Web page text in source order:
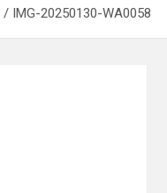
IMG-20250130-WA0058